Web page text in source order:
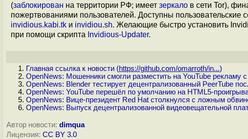
(заблокирован на территории РФ; имеет зеркало в сети Tor),
пожертвованиями пользователей. Доступны пользовательские
invidious.kabi.tk и invidiou.sh. Желающие быстро установить
при помощи скрипта Invidious-Updater.
Главная ссылка к новости (https://github.com/omarroth/in...)
OpenNews: Мошенники смогли разместить на YouTube рекламу
OpenNews: Blender тестирует децентрализованный PeerTube
OpenNews: YouTube перешёл по умолчанию на HTML5-
OpenNews: Вице-президент Red Hat столкнулся с ложным
OpenNews: Выпуск децентрализованной видеовещательной
Автор новости: dimqua
Лицензия: CC BY 3.0